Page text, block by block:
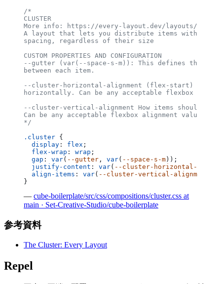
/*
CLUSTER
More info: https://every-layout.dev/layouts/
A layout that lets you distribute items with
spacing, regardless of their size
CUSTOM PROPERTIES AND CONFIGURATION
--gutter (var(--space-s-m)): This defines the
between each item.
--cluster-horizontal-alignment (flex-start) How
horizontally. Can be any acceptable flexbox
--cluster-vertical-alignment How items should
Can be any acceptable flexbox alignment value.
*/
.cluster {
  display
: flex ;
  flex-wrap
: wrap ;
  gap
: var( --gutter , var( --space-s-m ));
  justify-content
: var( --cluster-horizontal-
  align-items
: var( --cluster-vertical-alignment
}
— cube-boilerplate/src/css/compositions/cluster.css at
main · Set-Creative-Studio/cube-boilerplate
参考資料
The Cluster: Every Layout
Repel